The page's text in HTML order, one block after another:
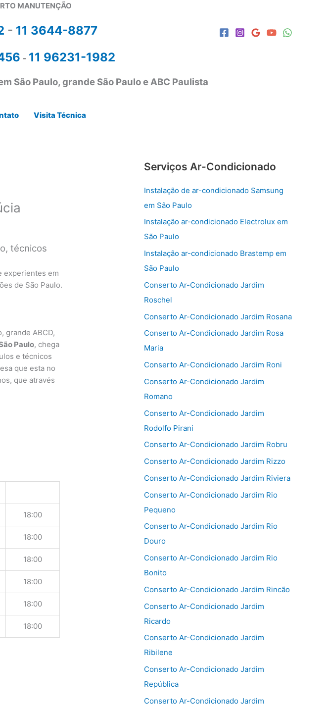
MANUTENÇÃO
- 11 3644-8877
- 11 96231-1982
São Paulo, grande São Paulo e ABC Paulista
Visita Técnica
técnicos
experientes em
de São Paulo.
grande ABCD,
Paulo, chega
e técnicos
que esta no
que através
18:00
18:00
18:00
18:00
18:00
18:00
Serviços Ar-Condicionado
Instalação de ar-condicionado Samsung
em São Paulo
Instalação ar-condicionado Electrolux em
São Paulo
Instalação ar-condicionado Brastemp em
São Paulo
Conserto Ar-Condicionado Jardim
Roschel
Conserto Ar-Condicionado Jardim Rosana
Conserto Ar-Condicionado Jardim Rosa
Maria
Conserto Ar-Condicionado Jardim Roni
Conserto Ar-Condicionado Jardim
Romano
Conserto Ar-Condicionado Jardim
Rodolfo Pirani
Conserto Ar-Condicionado Jardim Robru
Conserto Ar-Condicionado Jardim Rizzo
Conserto Ar-Condicionado Jardim Riviera
Conserto Ar-Condicionado Jardim Rio
Pequeno
Conserto Ar-Condicionado Jardim Rio
Douro
Conserto Ar-Condicionado Jardim Rio
Bonito
Conserto Ar-Condicionado Jardim Rincão
Conserto Ar-Condicionado Jardim
Ricardo
Conserto Ar-Condicionado Jardim
Ribilene
Conserto Ar-Condicionado Jardim
República
Conserto Ar-Condicionado Jardim